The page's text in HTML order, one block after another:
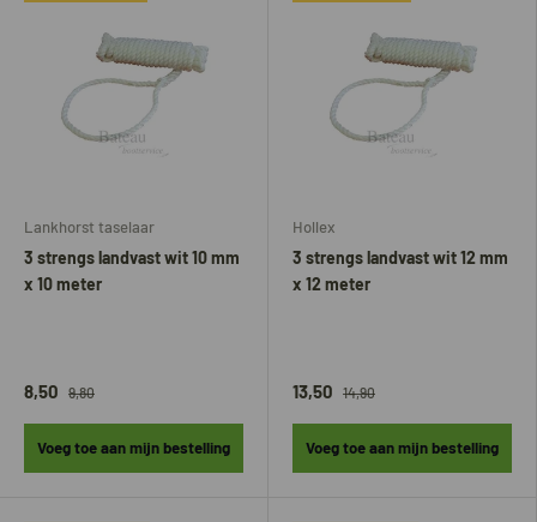
Lankhorst taselaar
3 strengs landvast wit 10 mm
x 10 meter
8,50 9,80
Voeg toe aan mijn bestelling
Hollex
3 strengs landvast wit 12 mm
x 12 meter
13,50 14,90
Voeg toe aan mijn bestelling